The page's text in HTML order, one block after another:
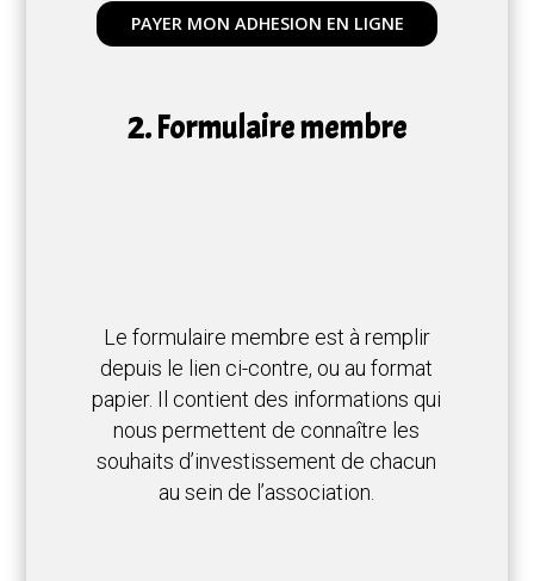
PAYER MON ADHESION EN LIGNE
2. Formulaire membre
Le formulaire membre est à remplir
depuis le lien ci-contre, ou au format
papier. Il contient des informations qui
nous permettent de connaître les
souhaits d’investissement de chacun
au sein de l’association.